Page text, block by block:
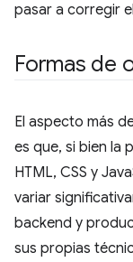
pasar a corregir
Formas de
El aspecto más
es que, si bien la
HTML, CSS y
variar
backend y
sus propias